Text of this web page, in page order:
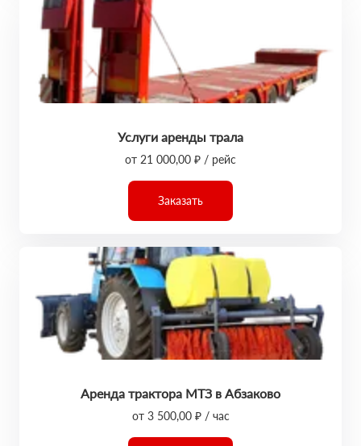
Услуги аренды трала
от 21 000,00 ₽ / рейс
Заказать
Аренда трактора МТЗ в Абзаково
от 3 500,00 ₽ / час